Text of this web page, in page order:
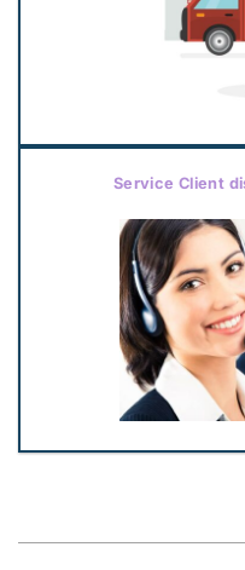
Service Client